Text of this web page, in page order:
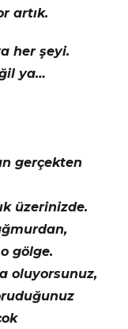
artık.
her şeyi.
ya…
gerçekten
üzerinizde.
gölge.
oluyorsunuz,